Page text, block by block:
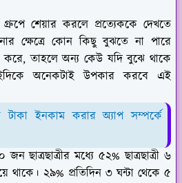
শেয়ার করলে প্রত্যেককে দেখতে
ক্ষেত্রে কোন কিছু বুঝতে না পারে
করে, তাহলে অন্য কেউ যদি বুঝে থাকে
অনেকটাই উপকার করবে এই
টাকা ইনকাম করার অ্যাপ সম্পর্কে
ছাত্রছাত্রীর মধ্যে ৫২% ছাত্রছাত্রী ৬
থাকে। ২৯% প্রতিদিন ৩ ঘন্টা থেকে ৫